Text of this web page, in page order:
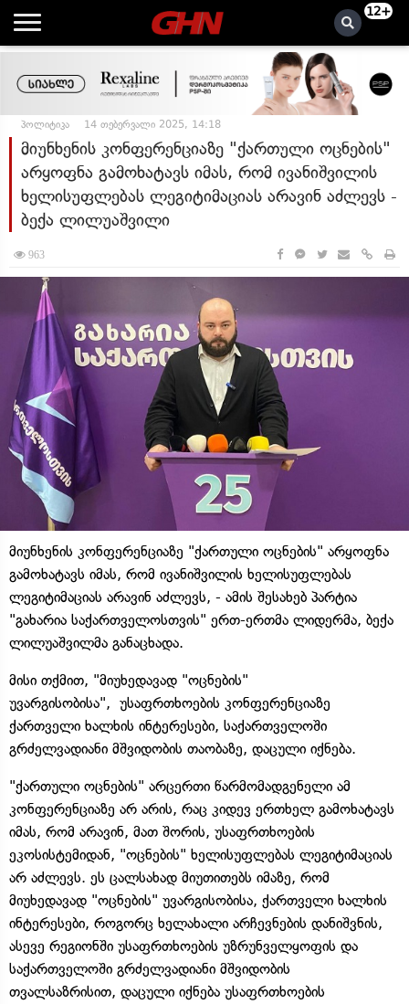
12+
პოლიტიკა 14 თებერვალი 2025, 14:18
მიუნხენის კონფერენციაზე "ქართული ოცნების"
არყოფნა გამოხატავს იმას, რომ ივანიშვილის
ხელისუფლებას ლეგიტიმაციას არავინ აძლევს -
ბექა ლილუაშვილი
963
მიუნხენის კონფერენციაზე "ქართული ოცნების" არყოფნა
გამოხატავს იმას, რომ ივანიშვილის ხელისუფლებას
ლეგიტიმაციას არავინ აძლევს, - ამის შესახებ პარტია
"გახარია საქართველოსთვის" ერთ-ერთმა ლიდერმა, ბექა
ლილუაშვილმა განაცხადა.
მისი თქმით, "მიუხედავად "ოცნების"
უვარგისობისა", უსაფრთხოების კონფერენციაზე
ქართველი ხალხის ინტერესები, საქართველოში
გრძელვადიანი მშვიდობის თაობაზე, დაცული იქნება.
"ქართული ოცნების" არცერთი წარმომადგენელი ამ
კონფერენციაზე არ არის, რაც კიდევ ერთხელ გამოხატავს
იმას, რომ არავინ, მათ შორის, უსაფრთხოების
ეკოსისტემიდან, "ოცნების" ხელისუფლებას ლეგიტიმაციას
არ აძლევს. ეს ცალსახად მიუთითებს იმაზე, რომ
მიუხედავად "ოცნების" უვარგისობისა, ქართველი ხალხის
ინტერესები, როგორც ხელახალი არჩევნების დანიშვნის,
ასევე რეგიონში უსაფრთხოების უზრუნველყოფის და
საქართველოში გრძელვადიანი მშვიდობის
თვალსაზრისით, დაცული იქნება უსაფრთხოების